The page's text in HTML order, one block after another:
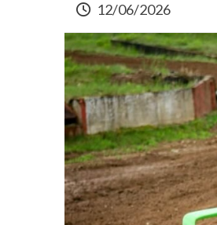
12/06/2026